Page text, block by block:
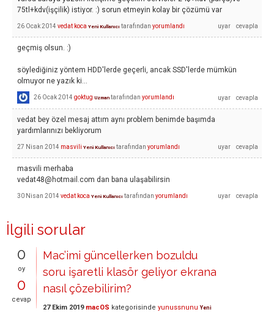
75tl+kdv(işçilik) istiyor. :) sorun etmeyin kolay bir çözümü var
26 Ocak 2014 vedat koca Yeni Kullanıcı tarafından yorumlandı
geçmiş olsun. :)
söylediğiniz yöntem HDD'lerde geçerli, ancak SSD'lerde mümkün
olmuyor ne yazık ki...
26 Ocak 2014 goktug Uzman tarafından yorumlandı
vedat bey özel mesaj attım aynı problem benimde başımda
yardımlarınızı bekliyorum
27 Nisan 2014 masvili Yeni Kullanıcı tarafından yorumlandı
masvili merhaba
vedat48@hotmail.com dan bana ulaşabilirsin
30 Nisan 2014 vedat koca Yeni Kullanıcı tarafından yorumlandı
İlgili sorular
0
oy
0
cevap
Mac’imi güncellerken bozuldu
soru işaretli klasör geliyor ekrana
nasıl çözebilirim?
27 Ekim 2019 macOS kategorisinde yunussnunu Yeni